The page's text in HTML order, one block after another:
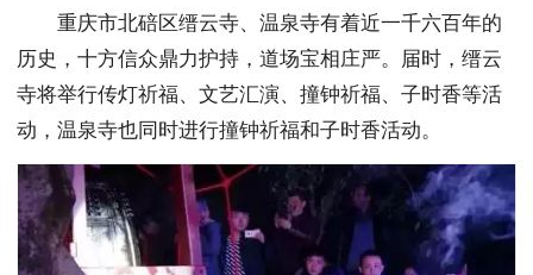
重庆市北碚区缙云寺、温泉寺有着近一千六百年的
历史，十方信众鼎力护持，道场宝相庄严。届时，缙云
寺将举行传灯祈福、文艺汇演、撞钟祈福、子时香等活
动，温泉寺也同时进行撞钟祈福和子时香活动。